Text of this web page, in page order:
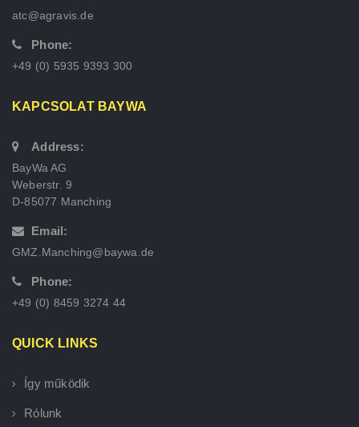
atc@agravis.de
Phone:
+49 (0) 5935 9393 300
KAPCSOLAT BAYWA
Address:
BayWa AG
Weberstr. 9
D-85077 Manching
Email:
GMZ.Manching@baywa.de
Phone:
+49 (0) 8459 3274 44
QUICK LINKS
Így működik
Rólunk